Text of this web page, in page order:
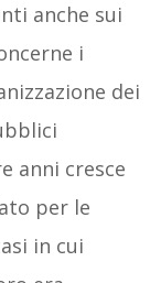
anche sui
i
dei
anni cresce
per le
in cui